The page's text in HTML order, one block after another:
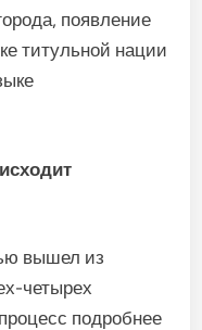
появление
титульной нации
вышел из
четырех
подробнее